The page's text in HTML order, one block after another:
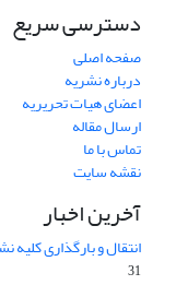
دسترسی سریع
صفحه اصلی
درباره نشریه
اعضای هیات تحریریه
ارسال مقاله
تماس با ما
نقشه سایت
آخرین اخبار
انتقال و بارگذاری
31